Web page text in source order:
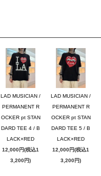
LAD MUSICIAN /
PERMANENT R
OCKER pt STAN
DARD TEE 4 / B
LACK×RED
12,000円(税込1
3,200円)
LAD MUSICIAN /
PERMANENT R
OCKER pt STAN
DARD TEE 5 / B
LACK×RED
12,000円(税込1
3,200円)